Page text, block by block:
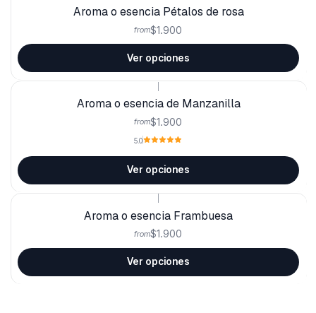
Aroma o esencia Pétalos de rosa
from$1.900
Ver opciones
Aroma o esencia de Manzanilla
from$1.900
5.0
Ver opciones
Aroma o esencia Frambuesa
from$1.900
Ver opciones